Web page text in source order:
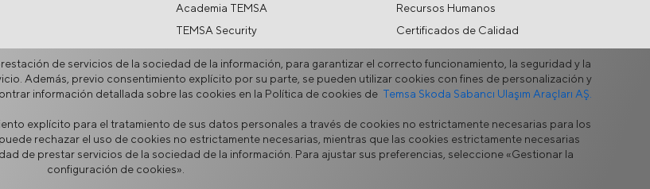
Academia TEMSA
TEMSA Security
Recursos Humanos
Certificados de Calidad
Alianzas Estratégicas
Portal de proveedores Línea directa de ética Formulario de contacto
de servicios de la sociedad de la información, para garantizar el correcto funcionamiento, la seguridad y la
Además, previo consentimiento explícito por su parte, se pueden utilizar cookies con fines de personalización y
información detallada sobre las cookies en la Política de cookies de Temsa Skoda Sabancı Ulaşım Araçları AŞ.
explícito para el tratamiento de sus datos personales a través de cookies no estrictamente necesarias para los
rechazar el uso de cookies no estrictamente necesarias, mientras que las cookies estrictamente necesarias
de prestar servicios de la sociedad de la información. Para ajustar sus preferencias, seleccione «Gestionar la
configuración de cookies».